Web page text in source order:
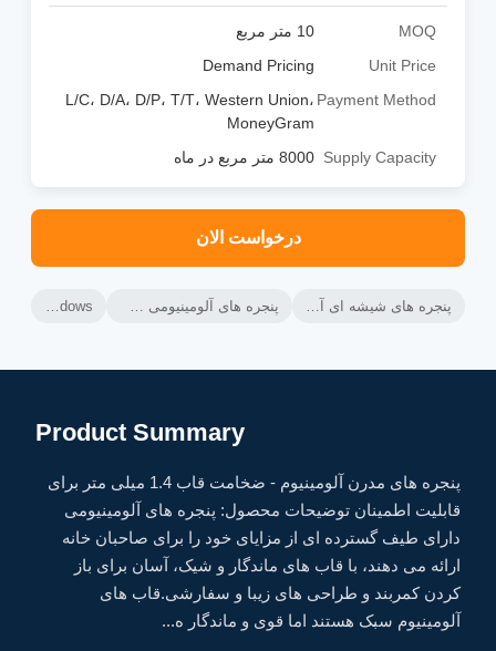
MOQ
10 متر مربع
Unit Price
Demand Pricing
Payment Method L/C، D/A، D/P، T/T، Western Union،
MoneyGram
Supply Capacity 8000 متر مربع در ماه
درخواست الان
پنجره های شیشه ای آلومینیومی,پنجره های کششی افقی آلومینیومی,پنجره های کشویی شیشه ای آلومینیومی پنجره های آلومینیومی سفارشی ODM,پنجره هاي آلومينيومي ساخته شده به صورت سفارشي,پنجره های ضد بادی مدرن Aluminium Glass Sliding Windows
Product Summary
پنجره های مدرن آلومینیوم - ضخامت قاب 1.4 میلی متر برای
قابلیت اطمینان توضیحات محصول: پنجره های آلومینیومی
دارای طیف گسترده ای از مزایای خود را برای صاحبان خانه
ارائه می دهند، با قاب های ماندگار و شیک، آسان برای باز
کردن کمربند و طراحی های زیبا و سفارشی.قاب های
آلومینیوم سبک هستند اما قوی و ماندگار ه...